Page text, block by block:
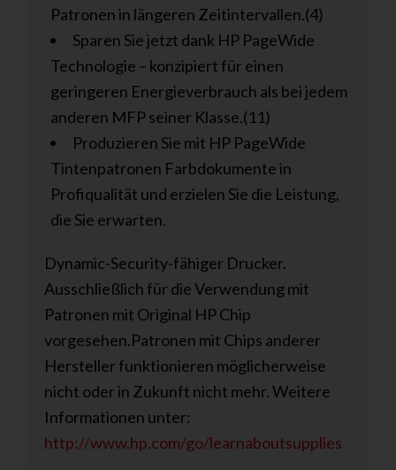
Patronen in längeren Zeitintervallen.(4)
Sparen Sie jetzt dank HP PageWide
Technologie – konzipiert für einen
geringeren Energieverbrauch als bei jedem
anderen MFP seiner Klasse.(11)
Produzieren Sie mit HP PageWide
Tintenpatronen Farbdokumente in
Profiqualität und erzielen Sie die Leistung,
die Sie erwarten.
Dynamic-Security-fähiger Drucker.
Ausschließlich für die Verwendung mit
Patronen mit Original HP Chip
vorgesehen.Patronen mit Chips anderer
Hersteller funktionieren möglicherweise
nicht oder in Zukunft nicht mehr. Weitere
Informationen unter:
http://www.hp.com/go/learnaboutsupplies